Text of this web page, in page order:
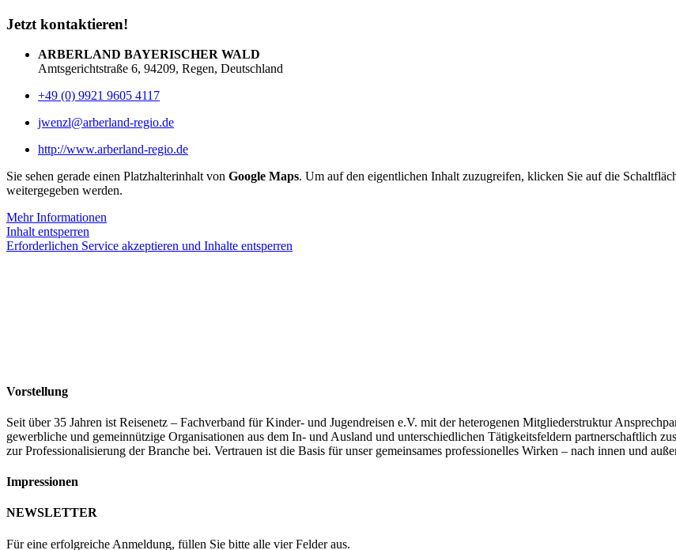
Jetzt kontaktieren!
ARBERLAND BAYERISCHER WALD
Amtsgerichtstraße 6, 94209, Regen, Deutschland
+49 (0) 9921 9605 4117
jwenzl@arberland-regio.de
http://www.arberland-regio.de
Sie sehen gerade einen Platzhalterinhalt von Google Maps. Um auf den eigentlichen Inhalt zuzugreifen, klicken Sie auf die
weitergegeben werden.
Mehr Informationen
Inhalt entsperren
Erforderlichen Service akzeptieren und Inhalte entsperren
Vorstellung
Seit über 35 Jahren ist Reisenetz – Fachverband für Kinder- und Jugendreisen e.V. mit der heterogenen Mitgliederstruktur
gewerbliche und gemeinnützige Organisationen aus dem In- und Ausland und unterschiedlichen Tätigkeitsfeldern partnerschaftlich
zur Professionalisierung der Branche bei. Vertrauen ist die Basis für unser gemeinsames professionelles Wirken – nach innen und
Impressionen
NEWSLETTER
Für eine erfolgreiche Anmeldung, füllen Sie bitte alle vier Felder aus.